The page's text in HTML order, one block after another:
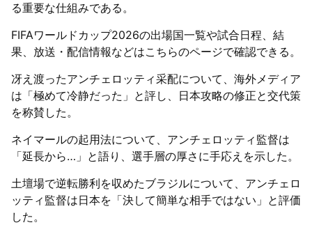
る重要な仕組みである。
FIFAワールドカップ2026の出場国一覧や試合日程、結
果、放送・配信情報などはこちらのページで確認できる。
冴え渡ったアンチェロッティ采配について、海外メディア
は「極めて冷静だった」と評し、日本攻略の修正と交代策
を称賛した。
ネイマールの起用法について、アンチェロッティ監督は
「延長から…」と語り、選手層の厚さに手応えを示した。
土壇場で逆転勝利を収めたブラジルについて、アンチェロ
ッティ監督は日本を「決して簡単な相手ではない」と評価
した。